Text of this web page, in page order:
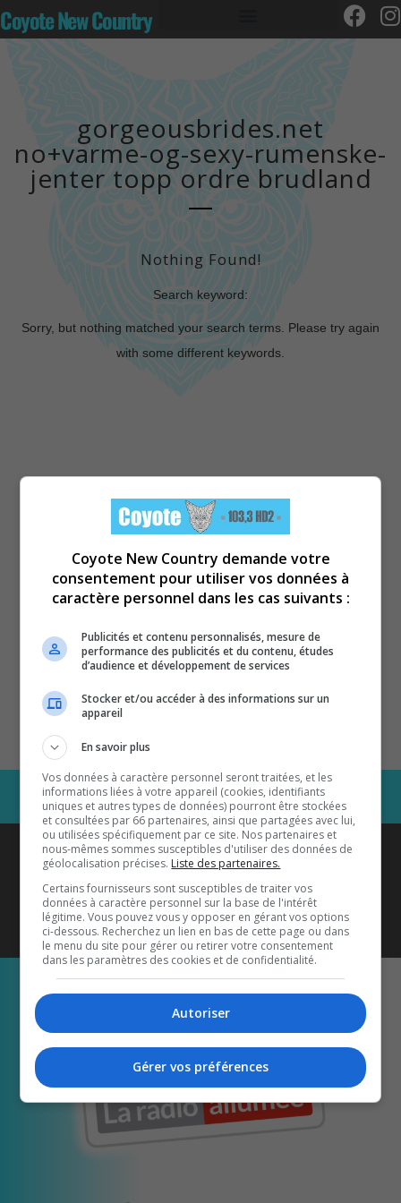
Coyote New Country
gorgeousbrides.net
no+varme-og-sexy-rumenske-
jenter topp ordre brudland
Nothing Found!
Search keyword:
Sorry, but nothing matched your search terms. Please try again
with some different keywords.
Coyote New Countryest diffusé
également sur1033 HD2
Écoutez-nous aussi sur…
Coyote New Country demande votre
consentement pour utiliser vos données à
caractère personnel dans les cas suivants :
Publicités et contenu personnalisés, mesure de
performance des publicités et du contenu, études
d’audience et développement de services
Stocker et/ou accéder à des informations sur un
appareil
En savoir plus
Vos données à caractère personnel seront traitées, et les
informations liées à votre appareil (cookies, identifiants
uniques et autres types de données) pourront être stockées
et consultées par 66 partenaires, ainsi que partagées avec lui,
ou utilisées spécifiquement par ce site. Nos partenaires et
nous-mêmes sommes susceptibles d'utiliser des données de
géolocalisation précises. Liste des partenaires.
Certains fournisseurs sont susceptibles de traiter vos
données à caractère personnel sur la base de l'intérêt
légitime. Vous pouvez vous y opposer en gérant vos options
ci-dessous. Recherchez un lien en bas de cette page ou dans
le menu du site pour gérer ou retirer votre consentement
dans les paramètres des cookies et de confidentialité.
Autoriser
Gérer vos préférences